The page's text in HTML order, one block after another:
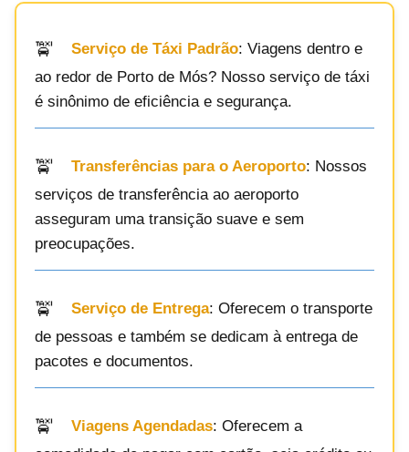
Serviço de Táxi Padrão: Viagens dentro e
ao redor de Porto de Mós? Nosso serviço de táxi
é sinônimo de eficiência e segurança.
Transferências para o Aeroporto: Nossos
serviços de transferência ao aeroporto
asseguram uma transição suave e sem
preocupações.
Serviço de Entrega: Oferecem o transporte
de pessoas e também se dedicam à entrega de
pacotes e documentos.
Viagens Agendadas: Oferecem a